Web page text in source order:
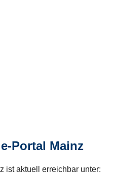
Portal Mainz
ist aktuell erreichbar unter: